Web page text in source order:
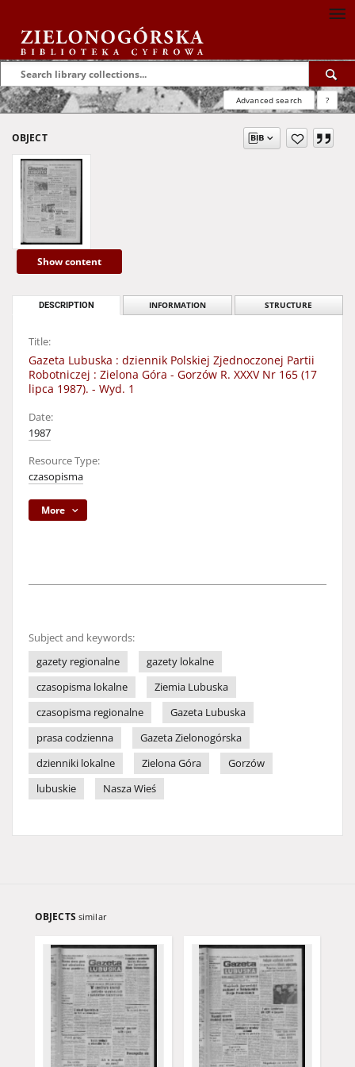
Advanced search ?
OBJECT
Show content
DESCRIPTION INFORMATION STRUCTURE
Title:
Gazeta Lubuska : dziennik Polskiej Zjednoczonej Partii
Robotniczej : Zielona Góra - Gorzów R. XXXV Nr 165 (17
lipca 1987). - Wyd. 1
Date:
1987
Resource Type:
czasopisma
More
Subject and keywords:
gazety regionalne
gazety lokalne
czasopisma lokalne
Ziemia Lubuska
czasopisma regionalne
Gazeta Lubuska
prasa codzienna
Gazeta Zielonogórska
dzienniki lokalne
Zielona Góra
Gorzów
lubuskie
Nasza Wieś
OBJECTS similar